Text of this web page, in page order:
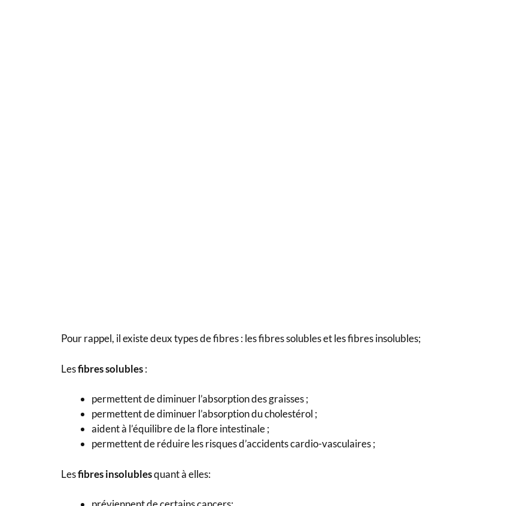
Pour rappel, il existe deux types de fibres : les fibres solubles et les fibres insolubles;
Lesfibres solubles:
permettent de diminuer l’absorption des graisses ;
permettent de diminuer l’absorption du cholestérol ;
aident à l’équilibre de la flore intestinale ;
permettent de réduire les risques d’accidents cardio-vasculaires ;
Lesfibres insolublesquant à elles: